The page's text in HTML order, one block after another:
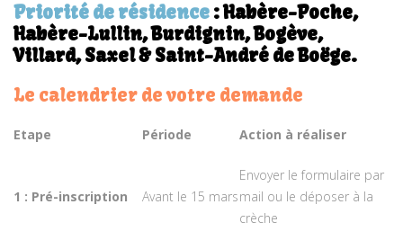
Priorité de résidence : Habère-Poche,
Habère-Lullin, Burdignin, Bogève,
Villard, Saxel & Saint-André de Boëge.
Le calendrier de votre demande
Etape Période Action à réaliser
1 : Pré-inscription Avant le 15 mars
Envoyer le formulaire par
mail ou le déposer à la
crèche